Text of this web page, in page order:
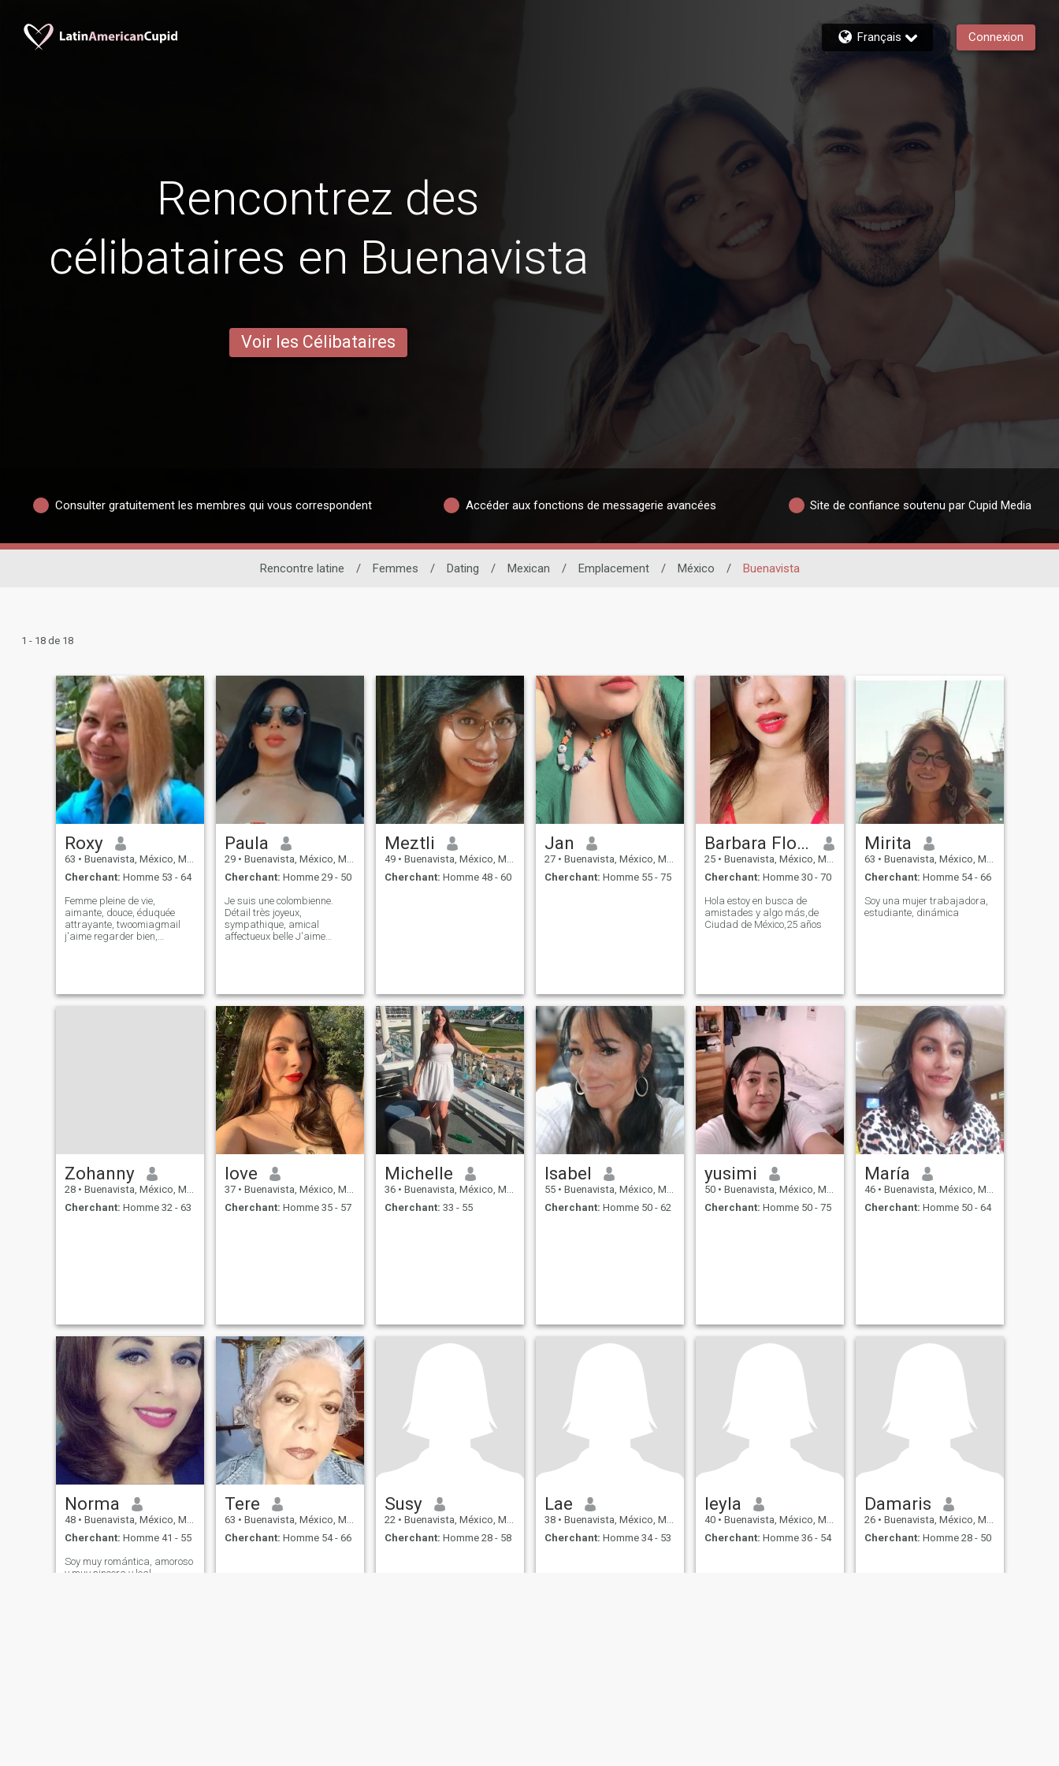
Français Connexion
Rencontrez des
célibataires en Buenavista
Voir les Célibataires
Consulter gratuitement les membres qui vous correspondent Accéder aux fonctions de messagerie avancées Site de confiance soutenu par Cupid Media
Rencontre latine / Femmes / Dating / Mexican / Emplacement / México / Buenavista
1 - 18 de 18
Roxy
63 • Buenavista, México, Mexique
Cherchant: Homme 53 - 64
Femme pleine de vie,
aimante, douce, éduquée
attrayante, twoomiagmail
j'aime regarder bien,
Paula
29 • Buenavista, México, Mexique
Cherchant: Homme 29 - 50
Je suis une colombienne.
Détail très joyeux,
sympathique, amical
affectueux belle J'aime
Meztli
49 • Buenavista, México, Mexique
Cherchant: Homme 48 - 60
Jan
27 • Buenavista, México, Mexique
Cherchant: Homme 55 - 75
Barbara Flores
25 • Buenavista, México, Mexique
Cherchant: Homme 30 - 70
Hola estoy en busca de
amistades y algo más,de
Ciudad de México,25 años
Mirita
63 • Buenavista, México, Mexique
Cherchant: Homme 54 - 66
Soy una mujer trabajadora,
estudiante, dinámica
Zohanny
28 • Buenavista, México, Mexique
Cherchant: Homme 32 - 63
love
37 • Buenavista, México, Mexique
Cherchant: Homme 35 - 57
Michelle
36 • Buenavista, México, Mexique
Cherchant: 33 - 55
Isabel
55 • Buenavista, México, Mexique
Cherchant: Homme 50 - 62
yusimi
50 • Buenavista, México, Mexique
Cherchant: Homme 50 - 75
María
46 • Buenavista, México, Mexique
Cherchant: Homme 50 - 64
Norma
48 • Buenavista, México, Mexique
Cherchant: Homme 41 - 55
Soy muy romántica, amoroso
y muy sincera y leal
Tere
63 • Buenavista, México, Mexique
Cherchant: Homme 54 - 66
Susy
22 • Buenavista, México, Mexique
Cherchant: Homme 28 - 58
Lae
38 • Buenavista, México, Mexique
Cherchant: Homme 34 - 53
leyla
40 • Buenavista, México, Mexique
Cherchant: Homme 36 - 54
Damaris
26 • Buenavista, México, Mexique
Cherchant: Homme 28 - 50